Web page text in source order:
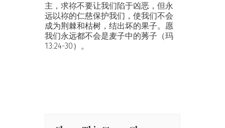
主，求祢不要让我们陷于凶恶，但永
远以祢的仁慈保护我们，使我们不会
成为荆棘和枯树，结出坏的果子。愿
我们永远都不会是麦子中的莠子（玛
13:24-30）。